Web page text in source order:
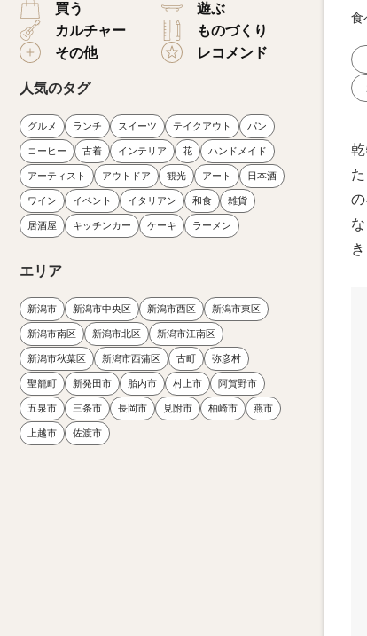
買う
遊ぶ
カルチャー
ものづくり
その他
レコメンド
人気のタグ
グルメ ランチ スイーツ テイクアウト パン
コーヒー 古着 インテリア 花 ハンドメイド
アーティスト アウトドア 観光 アート 日本酒
ワイン イベント イタリアン 和食 雑貨
居酒屋 キッチンカー ケーキ ラーメン
エリア
新潟市 新潟市中央区 新潟市西区 新潟市東区
新潟市南区 新潟市北区 新潟市江南区
新潟市秋葉区 新潟市西蒲区 古町 弥彦村
聖籠町 新発田市 胎内市 村上市 阿賀野市
五泉市 三条市 長岡市 見附市 柏崎市 燕市
上越市 佐渡市
食